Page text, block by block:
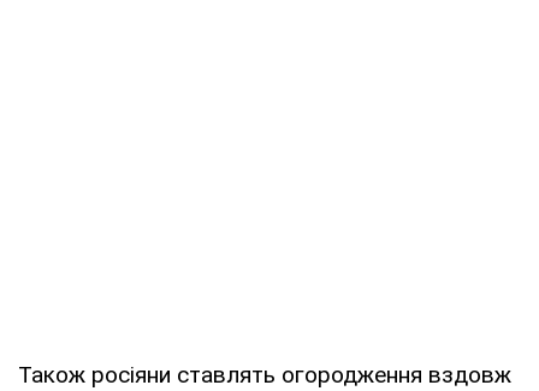
Також росіяни ставлять огородження вздовж